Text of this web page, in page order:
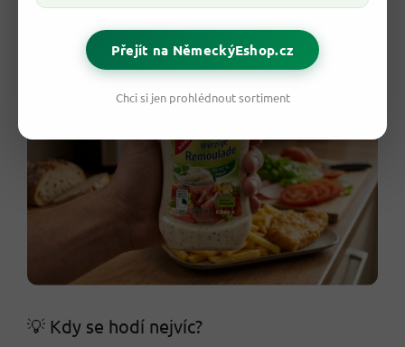
Přejít na NěmeckýEshop.cz
Chci si jen prohlédnout sortiment
💡 Kdy se hodí nejvíc?